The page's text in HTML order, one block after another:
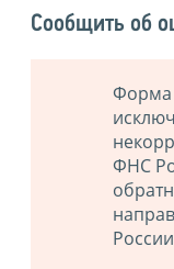
Сообщить об
Форма
ФНС